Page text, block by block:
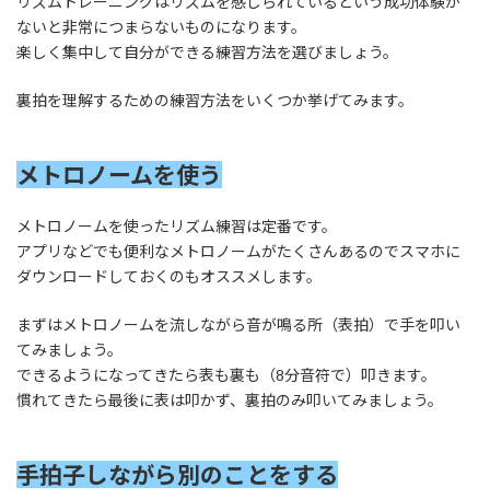
ないと非常につまらないものになります。
楽しく集中して自分ができる練習方法を選びましょう。
裏拍を理解するための練習方法をいくつか挙げてみます。
メトロノームを使う
メトロノームを使ったリズム練習は定番です。
アプリなどでも便利なメトロノームがたくさんあるのでスマホに
ダウンロードしておくのもオススメします。
まずはメトロノームを流しながら音が鳴る所（表拍）で手を叩い
てみましょう。
できるようになってきたら表も裏も（8分音符で）叩きます。
慣れてきたら最後に表は叩かず、裏拍のみ叩いてみましょう。
手拍子しながら別のことをする